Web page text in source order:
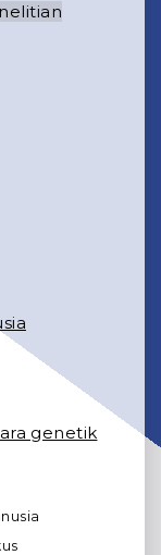
genetik